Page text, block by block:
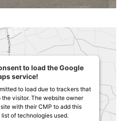
to load the Google
service!
to load due to trackers that
visitor. The website owner
with their CMP to add this
of technologies used.